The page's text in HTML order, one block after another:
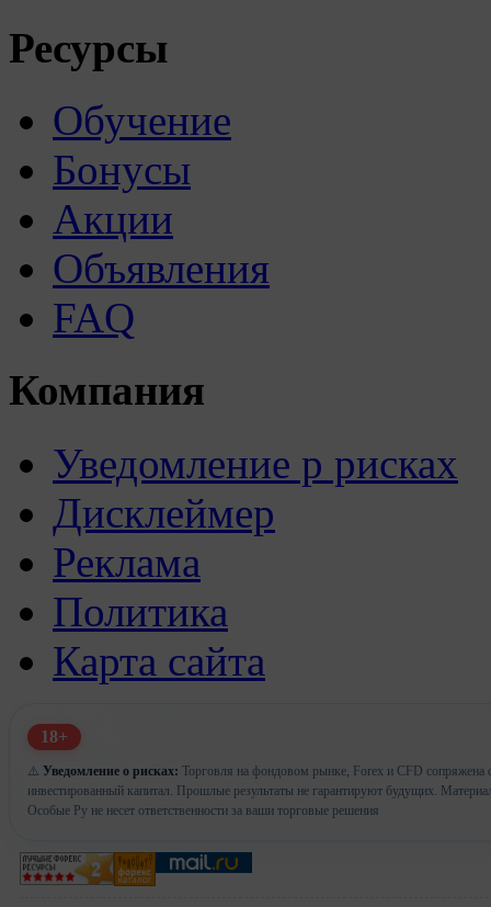
Ресурсы
Обучение
Бонусы
Акции
Объявления
FAQ
Компания
Уведомление р рисках
Дисклеймер
Реклама
Политика
Карта сайта
18+
⚠️ Уведомление о рисках: Торговля на фондовом рынке, Forex и CFD сопряжена
инвестированный капитал. Прошлые результаты не гарантируют будущих.
Особые Ру не несет ответственности за ваши торговые решения